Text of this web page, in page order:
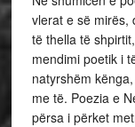
vlerat e së mirës,
të thella të
mendimi poetik i
natyrshëm
me të. Poezia e
përsa i përket